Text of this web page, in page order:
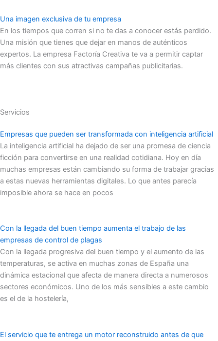
Una imagen exclusiva de tu empresa
En los tiempos que corren si no te das a conocer estás perdido.
Una misión que tienes que dejar en manos de auténticos
expertos. La empresa Factoría Creativa te va a permitir captar
más clientes con sus atractivas campañas publicitarias.
Servicios
Empresas que pueden ser transformada con inteligencia artificial
La inteligencia artificial ha dejado de ser una promesa de ciencia
ficción para convertirse en una realidad cotidiana. Hoy en día
muchas empresas están cambiando su forma de trabajar gracias
a estas nuevas herramientas digitales. Lo que antes parecía
imposible ahora se hace en pocos
Con la llegada del buen tiempo aumenta el trabajo de las
empresas de control de plagas
Con la llegada progresiva del buen tiempo y el aumento de las
temperaturas, se activa en muchas zonas de España una
dinámica estacional que afecta de manera directa a numerosos
sectores económicos. Uno de los más sensibles a este cambio
es el de la hostelería,
El servicio que te entrega un motor reconstruido antes de que